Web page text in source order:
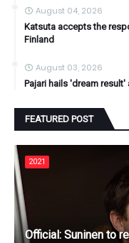
August 04, 2026
Katsuta accepts the
Finland
August 03, 2026
Pajari hails 'dream
FEATURED POST
2021
Official: Suninen to